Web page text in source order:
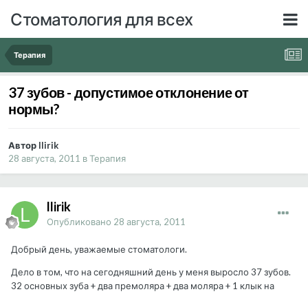
Стоматология для всех
Терапия
37 зубов - допустимое отклонение от
нормы?
Автор llirik
28 августа, 2011 вТерапия
llirik
Опубликовано 28 августа, 2011
Добрый день, уважаемые стоматологи.
Дело в том, что на сегодняшний день у меня выросло 37 зубов.
32 основных зуба + два премоляра + два моляра + 1 клык на